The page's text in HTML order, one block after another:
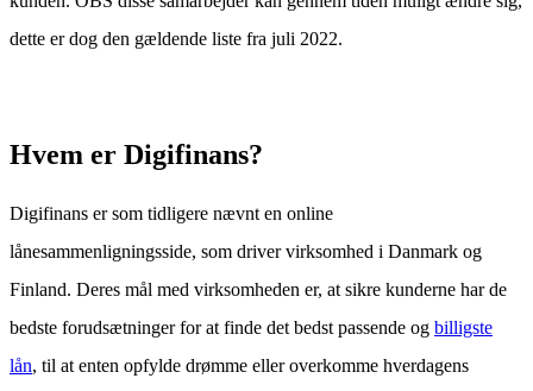
dette er dog den gældende liste fra juli 2022.
Hvem er Digifinans?
Digifinans er som tidligere nævnt en online
lånesammenligningsside, som driver virksomhed i Danmark og
Finland. Deres mål med virksomheden er, at sikre kunderne har de
bedste forudsætninger for at finde det bedst passende og billigste
lån, til at enten opfylde drømme eller overkomme hverdagens